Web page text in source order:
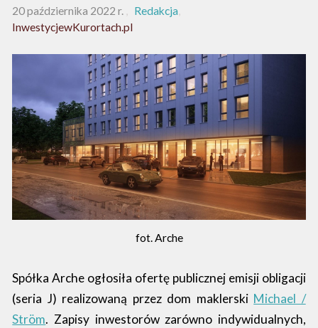
20 października 2022 r.
Redakcja
InwestycjewKurortach.pl
fot. Arche
Spółka Arche ogłosiła ofertę publicznej emisji obligacji
(seria J) realizowaną przez dom maklerski Michael /
Ström. Zapisy inwestorów zarówno indywidualnych,